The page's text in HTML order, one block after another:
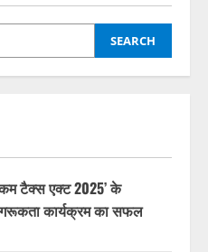
SEARCH
टैक्स एक्ट 2025’ के
कार्यक्रम का सफल